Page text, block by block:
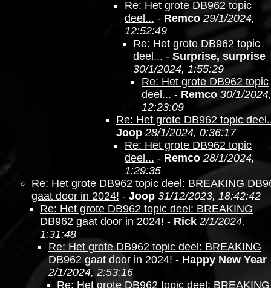
Re: Het grote DB962 topic
deel... - Remco 29/1/2024,
12:52:49
Re: Het grote DB962 topic
deel... - Surprise, surprise
30/1/2024, 1:55:29
Re: Het grote DB962 topic
deel... - Remco 30/1/2024,
12:23:09
Re: Het grote DB962 topic
Joop 28/1/2024, 0:36:17
Re: Het grote DB962 topic
deel... - Remco 28/1/2024,
1:29:35
Re: Het grote DB962 topic deel: BREAKING
gaat door in 2024! - Joop 31/12/2023, 18:42:42
Re: Het grote DB962 topic deel: BREAKING
DB962 gaat door in 2024! - Rick 2/1/2024,
1:31:48
Re: Het grote DB962 topic deel: BREAKING
DB962 gaat door in 2024! - Happy New Year
2/1/2024, 2:53:16
Re: Het grote DB962 topic deel: BREAKING